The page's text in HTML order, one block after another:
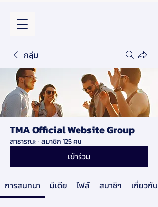
กลุ่ม
TMA Official Website Group
สาธารณะ · สมาชิก 125 คน
เข้าร่วม
การสนทนา มีเดีย ไฟล์ สมาชิก เกี่ยวกับ